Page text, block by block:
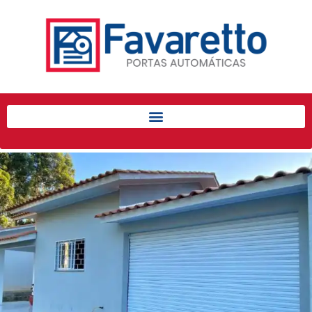
Início
Produtos
Porta de Enrolar Automática
Automatizadores
Acessórios Para Portas de
Enrolar
Pintura eletrostática
Portfólio
Contato